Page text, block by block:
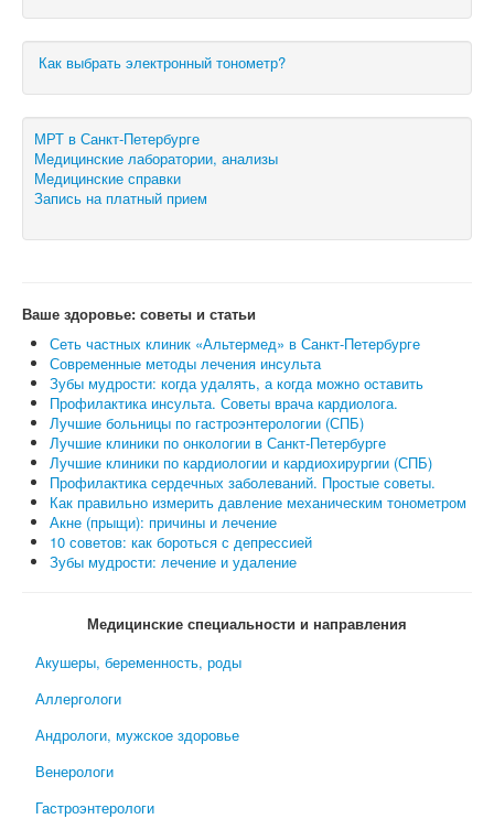
Как выбрать электронный тонометр?
МРТ в Санкт-Петербурге
Медицинские лаборатории, анализы
Медицинские справки
Запись на платный прием
Ваше здоровье: советы и статьи
Сеть частных клиник «Альтермед» в Санкт-Петербурге
Современные методы лечения инсульта
Зубы мудрости: когда удалять, а когда можно оставить
Профилактика инсульта. Советы врача кардиолога.
Лучшие больницы по гастроэнтерологии (СПБ)
Лучшие клиники по онкологии в Санкт-Петербурге
Лучшие клиники по кардиологии и кардиохирургии (СПБ)
Профилактика сердечных заболеваний. Простые советы.
Как правильно измерить давление механическим тонометром
Акне (прыщи): причины и лечение
10 советов: как бороться с депрессией
Зубы мудрости: лечение и удаление
Медицинские специальности и направления
Акушеры, беременность, роды
Аллергологи
Андрологи, мужское здоровье
Венерологи
Гастроэнтерологи